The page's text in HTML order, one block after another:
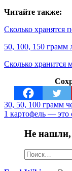
Читайте также:
Сколько хранятся
50, 100, 150 грамм
Сколько хранится
30, 50, 100 грамм
1 картофель — это
Не нашли,
Найти: